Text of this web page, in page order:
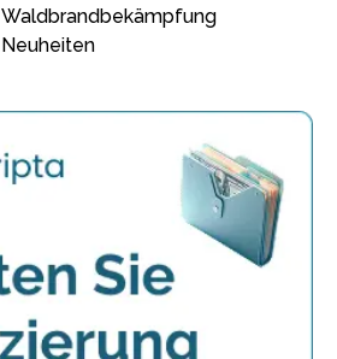
Waldbrandbekämpfung
Neuheiten